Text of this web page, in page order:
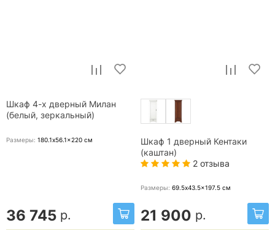
Шкаф 4-х дверный Милан
(белый, зеркальный)
Размеры: 180.1x56.1x220 см
36 745 р.
Шкаф 1 дверный Кентаки
(каштан)
2 отзыва
Размеры: 69.5x43.5x197.5 см
21 900 р.